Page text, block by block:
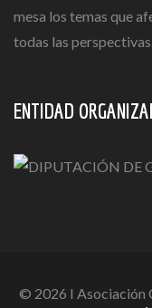
mesa los temas que
todas las
ENTIDAD
© 2026 I Asociación